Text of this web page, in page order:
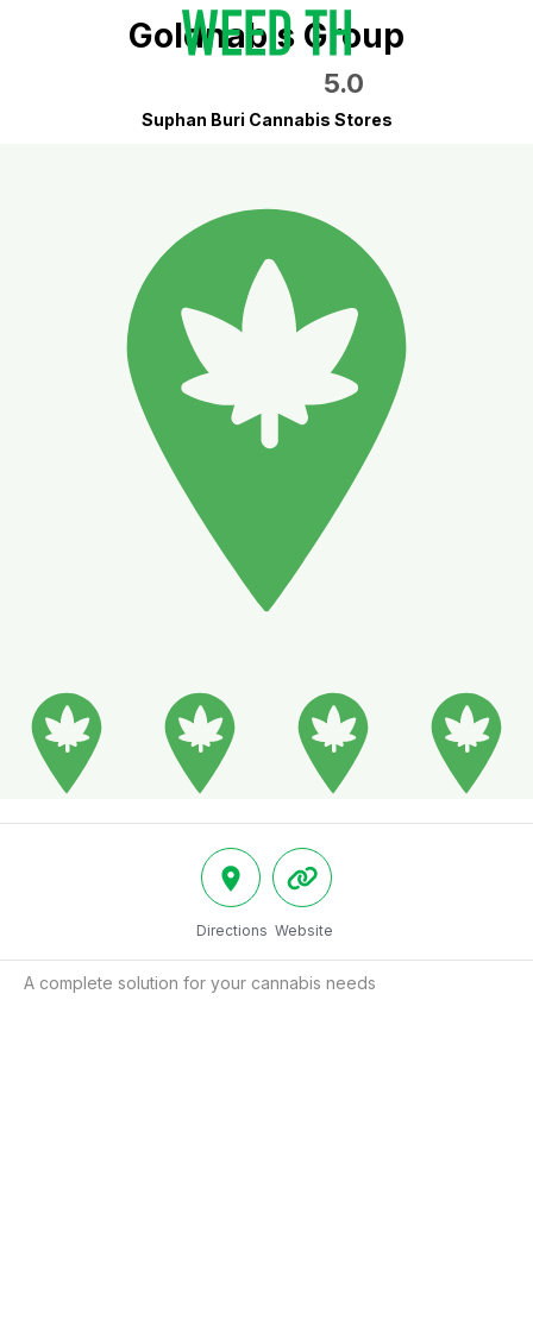
Goldnabis Group
5.0
Suphan Buri Cannabis Stores
Directions Website
A complete solution for your cannabis needs